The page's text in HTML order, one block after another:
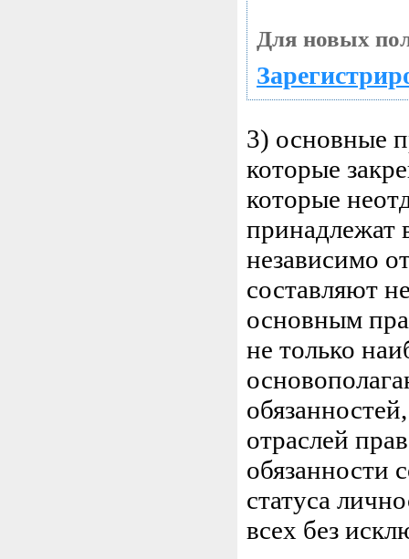
Для новых
3) основные
которые
которые
принадлежат
независимо
составляют
основным
не только
отраслей
обязанности
статуса
всех без